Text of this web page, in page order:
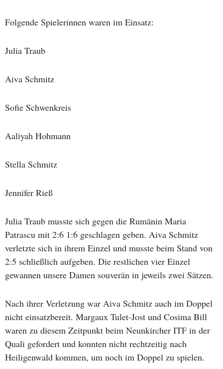
Folgende Spielerinnen waren im Einsatz:
Julia Traub
Aiva Schmitz
Sofie Schwenkreis
Aaliyah Hohmann
Stella Schmitz
Jennifer Rieß
Julia Traub musste sich gegen die Rumänin Maria
Patrascu mit 2:6 1:6 geschlagen geben. Aiva Schmitz
verletzte sich in ihrem Einzel und musste beim Stand von
2:5 schließlich aufgeben. Die restlichen vier Einzel
gewannen unsere Damen souverän in jeweils zwei Sätzen.
Nach ihrer Verletzung war Aiva Schmitz auch im Doppel
nicht einsatzbereit. Margaux Tulet-Jost und Cosima Bill
waren zu diesem Zeitpunkt beim Neunkircher ITF in der
Quali gefordert und konnten nicht rechtzeitig nach
Heiligenwald kommen, um noch im Doppel zu spielen.